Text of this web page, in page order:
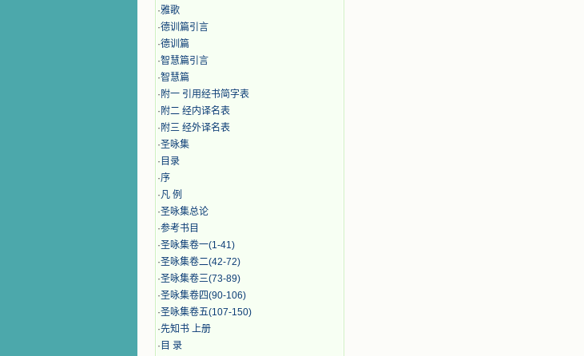
·雅歌
·德训篇引言
·德训篇
·智慧篇引言
·智慧篇
· 附一 引用经书简字表
· 附二 经内译名表
· 附三 经外译名表
·圣咏集
· 目录
·序
·凡 例
·圣咏集总论
·参考书目
·圣咏集卷一(1-41)
·圣咏集卷二(42-72)
·圣咏集卷三(73-89)
·圣咏集卷四(90-106)
·圣咏集卷五(107-150)
·先知书 上册
· 目 录